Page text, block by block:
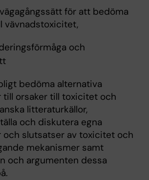
för att bedöma
vävnadstoxicitet,
och
bedöma alternativa
till orsaker till toxicitet och
litteraturkällor,
och diskutera egna
och slutsatser av toxicitet och
mekanismer samt
och argumenten dessa